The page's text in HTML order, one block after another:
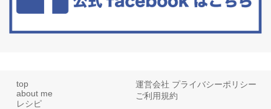
top
about me
レシピ
運営会社 プライバシーポリシー
ご利用規約